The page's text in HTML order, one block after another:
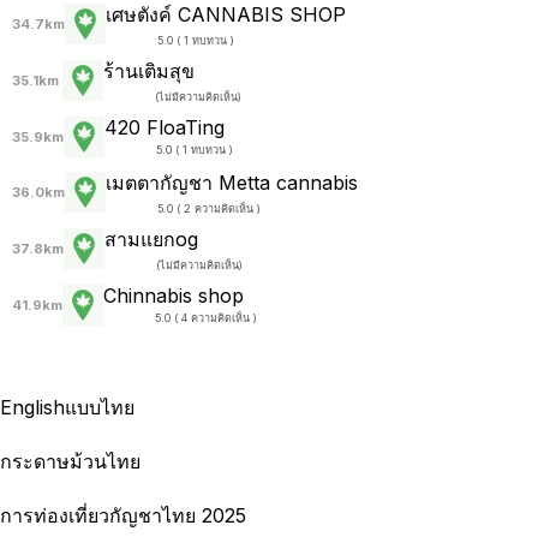
34.7km เศษตังค์ CANNABIS SHOP
5.0 ( 1 ทบทวน )
35.1km ร้านเติมสุข
(ไม่มีความคิดเห็น)
35.9km 420 FloaTing
5.0 ( 1 ทบทวน )
36.0km เมตตากัญชา Metta cannabis
5.0 ( 2 ความคิดเห็น )
37.8km สามแยกog
(ไม่มีความคิดเห็น)
41.9km Chinnabis shop
5.0 ( 4 ความคิดเห็น )
Englishแบบไทย
กระดาษม้วนไทย
การท่องเที่ยวกัญชาไทย 2025